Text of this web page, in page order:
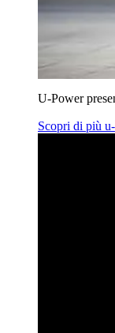
U‑Power
Scopri di più